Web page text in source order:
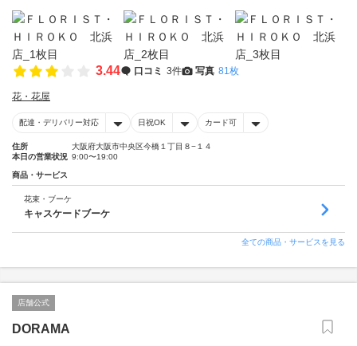
3.44 口コミ 3件 写真 81枚
花・花屋
配達・デリバリー対応 日祝OK カード可
住所
大阪府大阪市中央区今橋１丁目８−１４
本日の営業状況 9:00〜19:00
商品・サービス
花束・ブーケ
キャスケードブーケ
全ての商品・サービスを見る
店舗公式
DORAMA